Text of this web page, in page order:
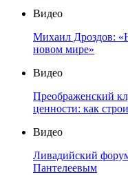
Видео
Михаил Дроздов:
новом мире»
Видео
Преображенский
ценности: как
Видео
Ливадийский
Пантелеевым